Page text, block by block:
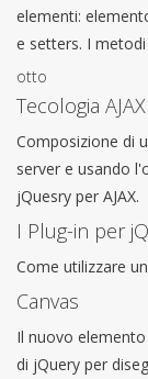
elementi:
e setters. I
otto
Tecologia AJAX
Composizione di
server e usando
jQuesry per AJAX.
I Plug-in per
Come utilizzare
Canvas
Il nuovo
di jQuery per